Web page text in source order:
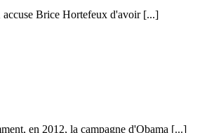
accuse Brice Hortefeux d'avoir [...]
en 2012, la campagne d'Obama [...]